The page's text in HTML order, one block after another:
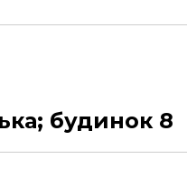
будинок 8